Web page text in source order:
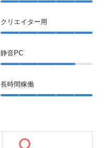
クリエイター用
静音PC
長時間稼働